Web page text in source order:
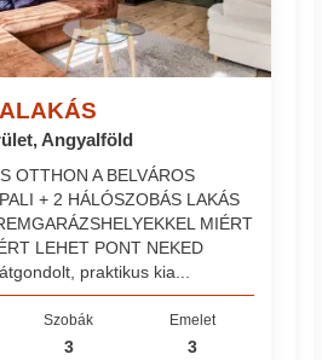
Angyalföld
OTTHON A BELVÁROS
+ 2 HÁLÓSZOBÁS LAKÁS
MIÉRT
LEHET PONT NEKED
praktikus kia...
Szobák
3
Emelet
3